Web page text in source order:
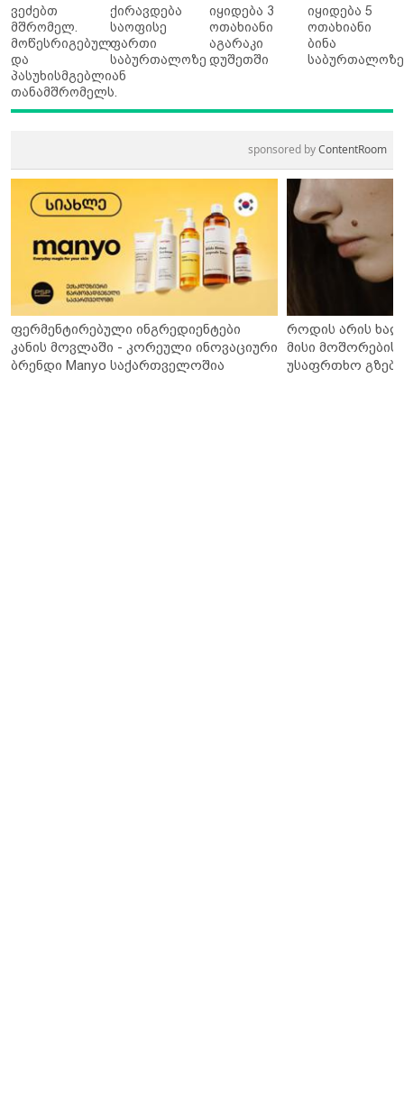
ვეძებთ
მშრომელ.
მოწესრიგებულ
და
პასუხისმგებლიან
თანამშრომელს.
ქირავდება
საოფისე
ფართი
საბურთალოზე
იყიდება 3
ოთახიანი
აგარაკი
დუშეთში
იყიდება 5
ოთახიანი
ბინა
საბურთალოზე
sponsored byContentRoom
ფერმენტირებული ინგრედიენტები
კანის მოვლაში - კორეული ინოვაციური
ბრენდი Manyo საქართველოშია
როდის არის
მისი მოშორების
უსაფრთხო გზები